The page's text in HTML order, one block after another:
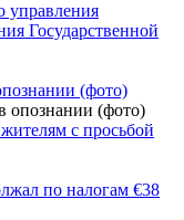
управления
Государственной
(фото)
с просьбой
по налогам €38